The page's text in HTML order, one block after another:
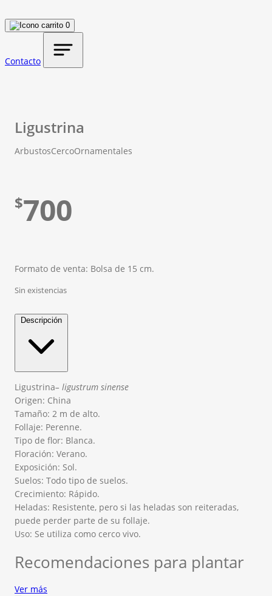
0
Contacto
Ligustrina
ArbustosCercoOrnamentales
$700
Formato de venta: Bolsa de 15 cm.
Sin existencias
Descripción
Ligustrina– ligustrum sinense
Origen: China
Tamaño: 2 m de alto.
Follaje: Perenne.
Tipo de flor: Blanca.
Floración: Verano.
Exposición: Sol.
Suelos: Todo tipo de suelos.
Crecimiento: Rápido.
Heladas: Resistente, pero si las heladas son reiteradas,
puede perder parte de su follaje.
Uso: Se utiliza como cerco vivo.
Recomendaciones para plantar
Ver más